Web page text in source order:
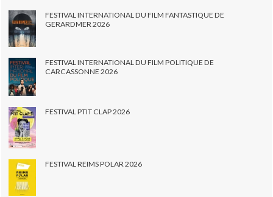
FESTIVAL INTERNATIONAL DU FILM FANTASTIQUE DE
GERARDMER 2026
FESTIVAL INTERNATIONAL DU FILM POLITIQUE DE
CARCASSONNE 2026
FESTIVAL PTIT CLAP 2026
FESTIVAL REIMS POLAR 2026